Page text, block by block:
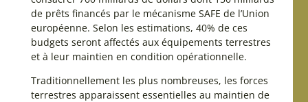
de prêts financés par le mécanisme SAFE de l’Union
européenne. Selon les estimations, 40% de ces
budgets seront affectés aux équipements terrestres
et à leur maintien en condition opérationnelle.
Traditionnellement les plus nombreuses, les forces
terrestres apparaissent essentielles au maintien de